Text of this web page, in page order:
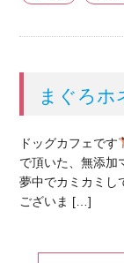
まぐろホ
ドッグカフェです
で頂いた、無添加
夢中でカミカミし
ございま […]